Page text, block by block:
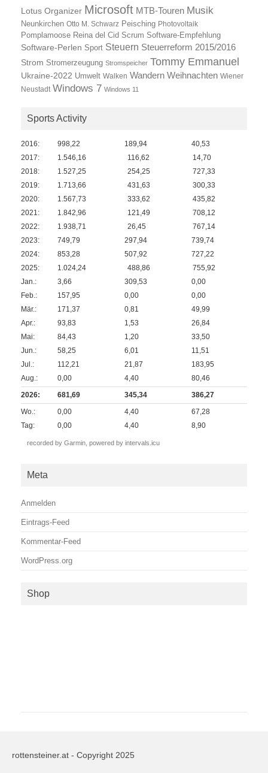
Lotus Organizer Microsoft MTB-Touren Musik
Neunkirchen Otto M. Schwarz Peisching Photovoltaik
Pomplamoose Reina del Cid Scrum Software-Empfehlung
Software-Perlen Sport Steuern Steuerreform 2015/2016
Strom Stromerzeugung Stromspeicher Tommy Emmanuel
Ukraine-2022 Umwelt Walken Wandern Weihnachten Wiener
Neustadt Windows 7 Windows 11
Sports Activity
2016: 998,22 189,94
40,53
2017:
1.546,16 116,62
14,70
2018:
1.527,25 254,25
727,33
2019:
1.713,66 431,63
300,33
2020:
1.567,73 333,62
435,82
2021:
1.842,96 121,49
708,12
2022:
1.938,71 26,45
767,14
2023:
749,79 297,94
739,74
2024:
853,28 507,92
727,22
2025:
1.024,24 488,86
755,92
Jan.:
3,66 309,53
0,00
Feb.:
157,95 0,00
0,00
Mär.:
171,37 0,81
49,99
Apr.:
93,83 1,53
26,84
Mai:
84,43 1,20
33,50
Jun.:
58,25 6,01
11,51
Jul.:
112,21 21,87
183,95
Aug.:
0,00 4,40
80,46
2026:
681,69 345,34
386,27
Wo.:
0,00 4,40
67,28
Tag:
0,00 4,40 8,90
recorded by Garmin, powered by intervals.icu
Meta
Anmelden
Eintrags-Feed
Kommentar-Feed
WordPress.org
Shop
rottensteiner.at - Copyright 2025